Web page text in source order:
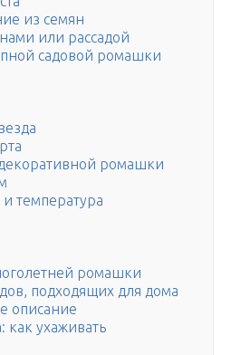
из семян
или рассадой
садовой ромашки
ромашки
температура
ромашки
подходящих для дома
описание
как ухаживать